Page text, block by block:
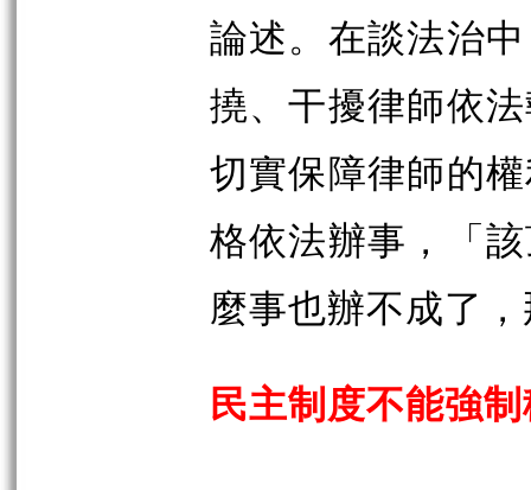
論述。在談法治
撓、干擾律師依
切實保障律師的
格依法辦事，「
麼事也辦不成了
民主制度不能強